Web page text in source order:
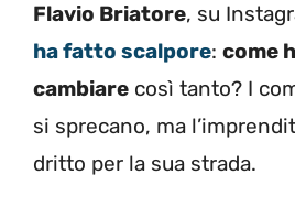
Flavio Briatore, su
ha fatto scalpore: come
cambiare così tanto? I
si sprecano, ma
dritto per la sua strada.